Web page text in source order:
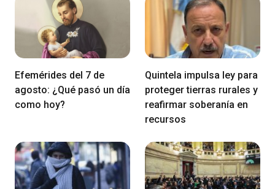
Efemérides del 7 de
agosto: ¿Qué pasó un día
como hoy?
Quintela impulsa ley para
proteger tierras rurales y
reafirmar soberanía en
recursos